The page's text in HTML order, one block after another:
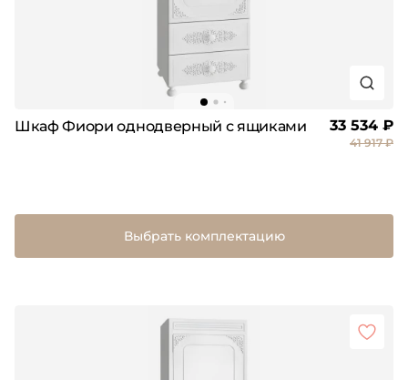
Шкаф Фиори однодверный с ящиками 33 534 ₽
41 917 ₽
Выбрать комплектацию